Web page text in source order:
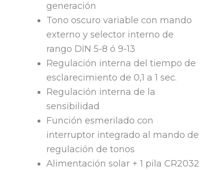
generación
Tono oscuro variable con mando
externo y selector interno de
rango DIN 5-8 ó 9-13
Regulación interna del tiempo de
esclarecimiento de 0,1 a 1 sec.
Regulación interna de la
sensibilidad
Función esmerilado con
interruptor integrado al mando de
regulación de tonos
Alimentación solar + 1 pila CR2032